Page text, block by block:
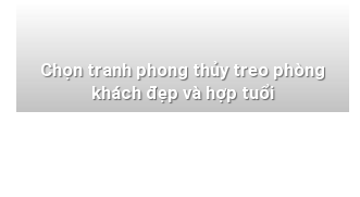
Chọn tranh phong thủy treo phòng
khách đẹp và hợp tuổi